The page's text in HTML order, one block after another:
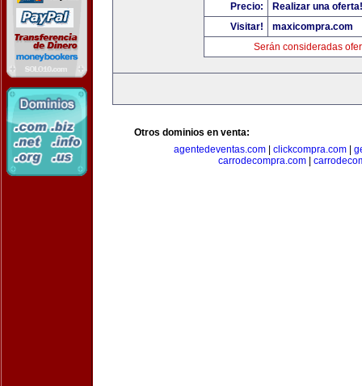
Precio:
Realizar una oferta!
Visitar!
maxicompra.com
Serán consideradas
Otros dominios en venta:
agentedeventas.com| clickcompra.com|
carrodecompra.com|